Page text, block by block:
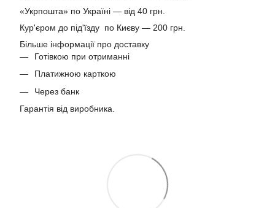
«Укрпошта» по Україні — від 40 грн.
Кур'єром до під'їзду по Києву — 200 грн.
Більше інформації про доставку
Готівкою при отриманні
Платижною карткою
Через банк
Гарантія від виробника.